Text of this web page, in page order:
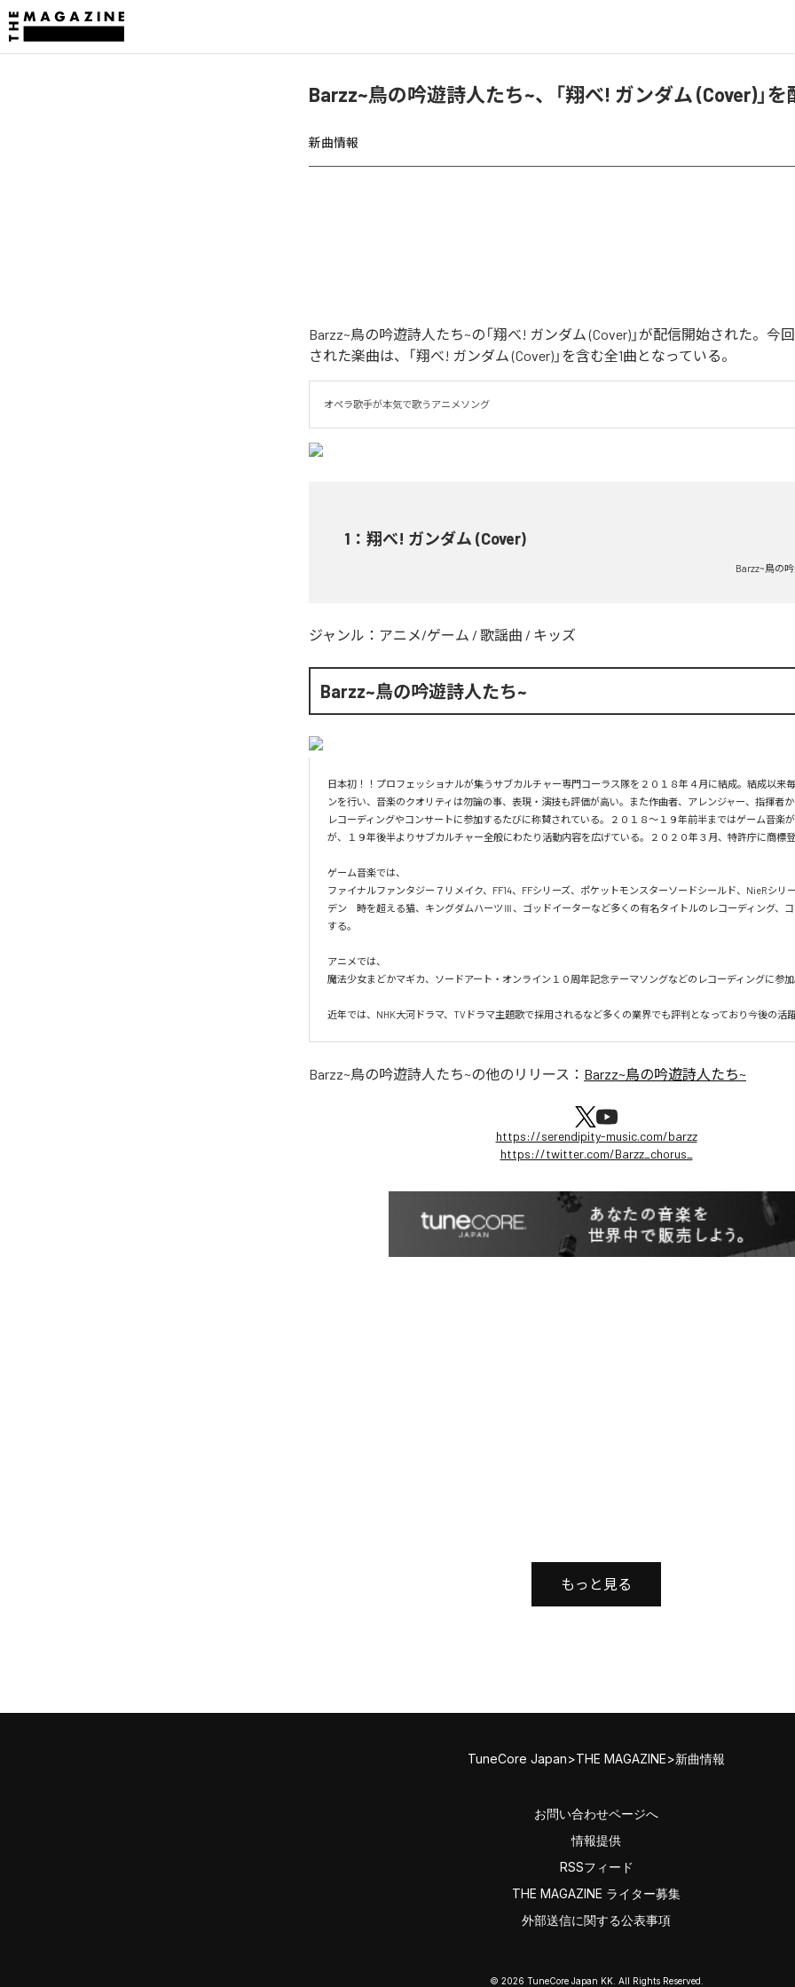
Barzz~鳥の吟遊詩人たち~、「翔べ! ガンダム (Cover)」
新曲情報
Barzz~鳥の吟遊詩人たち~の「翔べ! ガンダム (Cover)」が配信開始された。今
された楽曲は、「翔べ! ガンダム (Cover)」を含む全1曲となっている。
オペラ歌手が本気で歌うアニメソング
1 ： 翔べ! ガンダム (Cover)
Barzz~鳥の
ジャンル： アニメ/ゲーム / 歌謡曲 / キッズ
Barzz~鳥の吟遊詩人たち~
日本初！！プロフェッショナルが集うサブカルチャー専門コーラス隊を２０１８年４月に結成。結成以来
ンを行い、音楽のクオリティは勿論の事、表現・演技も評価が高い。また作曲者、アレンジャー、指揮者
レコーディングやコンサートに参加するたびに称賛されている。２０１８～１９年前半まではゲーム音楽
が、１９年後半よりサブカルチャー全般にわたり活動内容を広げている。２０２０年３月、特許庁に商標登
ゲーム音楽では、
ファイナルファンタジー７リメイク、FF14、FFシリーズ、ポケットモンスターソードシールド、NieRシリ
デン　時を超える猫、キングダムハーツⅢ、ゴッドイーターなど多くの有名タイトルのレコーディング、
する。
アニメでは、
魔法少女まどかマギカ、ソードアート・オンライン１０周年記念テーマソングなどのレコーディングに参加
Barzz~鳥の吟遊詩人たち~の他のリリース： Barzz~鳥の吟遊詩人たち~
https://serendipity-music.com/barzz
https://twitter.com/Barzz_chorus_
もっと見る
TuneCore Japan>THE MAGAZINE>新曲情報
お問い合わせページへ
情報提供
RSSフィード
THE MAGAZINE ライター募集
外部送信に関する公表事項
© 2026 TuneCore Japan KK. All Rights Reserved.